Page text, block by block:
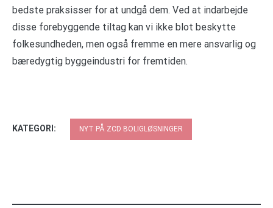
bedste praksisser for at undgå dem. Ved at indarbejde
disse forebyggende tiltag kan vi ikke blot beskytte
folkesundheden, men også fremme en mere ansvarlig og
bæredygtig byggeindustri for fremtiden.
KATEGORI: NYT PÅ ZCD BOLIGLØSNINGER